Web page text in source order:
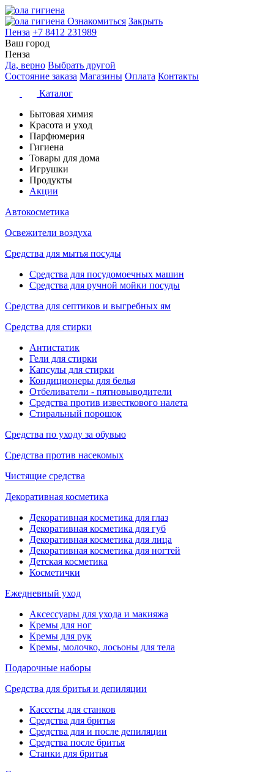
Ознакомиться Закрыть
Пенза +7 8412 231989
Ваш город
Пенза
Да, верно Выбрать другой
Состояние заказа Магазины Оплата Контакты
Каталог
Бытовая химия
Красота и уход
Парфюмерия
Гигиена
Товары для дома
Игрушки
Продукты
Акции
Автокосметика
Освежители воздуха
Средства для мытья посуды
Средства для посудомоечных машин
Средства для ручной мойки посуды
Средства для септиков и выгребных ям
Средства для стирки
Антистатик
Гели для стирки
Капсулы для стирки
Кондиционеры для белья
Отбеливатели - пятновыводители
Средства против известкового налета
Стиральный порошок
Средства по уходу за обувью
Средства против насекомых
Чистящие средства
Декоративная косметика
Декоративная косметика для глаз
Декоративная косметика для губ
Декоративная косметика для лица
Декоративная косметика для ногтей
Детская косметика
Косметички
Ежедневный уход
Аксессуары для ухода и макияжа
Кремы для ног
Кремы для рук
Кремы, молочко, лосьоны для тела
Подарочные наборы
Средства для бритья и депиляции
Кассеты для станков
Средства для бритья
Средства для и после депиляции
Средства после бритья
Станки для бритья